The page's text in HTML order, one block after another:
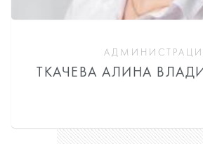
ТКАЧЕВА АЛИНА